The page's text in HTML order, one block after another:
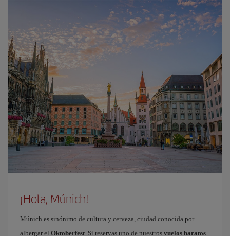
¡Hola, Múnich!
Múnich es sinónimo de cultura y cerveza, ciudad conocida por
albergar el Oktoberfest. Si reservas uno de nuestros vuelos baratos